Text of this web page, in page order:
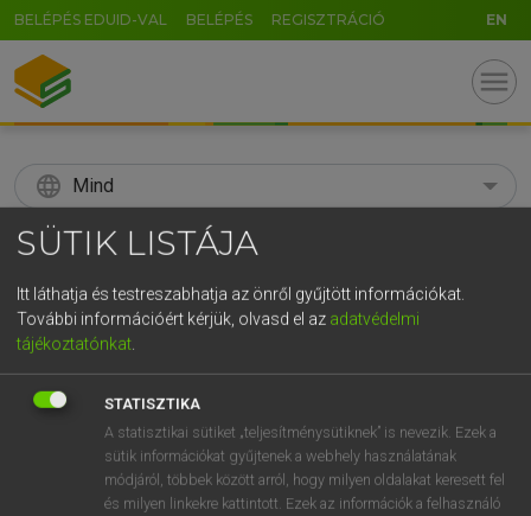
BELÉPÉS EDUID-VAL BELÉPÉS REGISZTRÁCIÓ EN
menu
language Mind
search
KERESÉS
Díjmentes angol szótár
nm
of that sort
a sort of
SÜTIK LISTÁJA
Itt láthatja és testreszabhatja az önről gyűjtött információkat.
További információért kérjük, olvasd el az adatvédelmi
tájékoztatónkat
STATISZTIKA
A statisztikai sütiket „teljesítménysütiknek” is nevezik. Ezek a
sütik információkat gyűjtenek a webhely használatának
módjáról, többek között arról, hogy milyen oldalakat keresett fel
és milyen linkekre kattintott. Ezek az információk a felhasználó
GR
5 6 7 8 9 ö ü ó
r t z u i o p ő ú
k l ű
n m , . - AltGr